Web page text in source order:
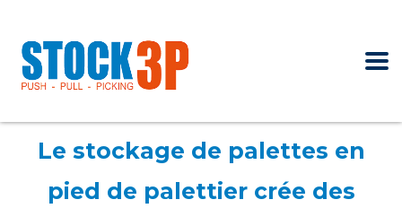
Le stockage de palettes en
pied de palettier crée des